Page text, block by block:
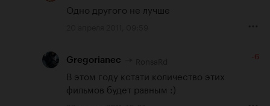
Одно другого не лучше
Gregorianec -6
В этом году кстати количество этих
фильмов будет равным :)